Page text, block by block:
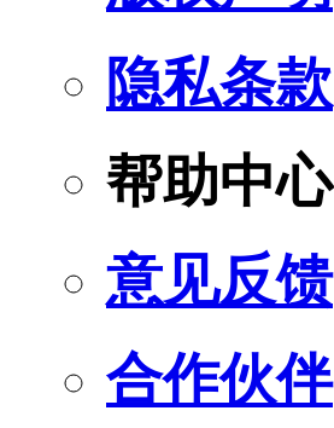
隐私条款
帮助中心
意见反馈
合作伙伴